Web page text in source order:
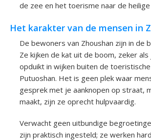
de zee en het toerisme naar de
Het karakter van de mensen in
De bewoners van Zhoushan zijn in de
Ze kijken de kat uit de boom, zeker
opduikt in wijken buiten de
Putuoshan. Het is geen plek waar
gesprek met je aanknopen op straat,
maakt, zijn ze oprecht hulpvaardig.
Verwacht geen uitbundige
zijn praktisch ingesteld; ze werken